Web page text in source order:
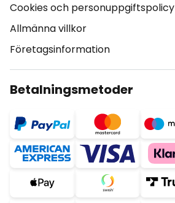
Cookies och personuppgiftspolicy
Allmänna villkor
Företagsinformation
Betalningsmetoder